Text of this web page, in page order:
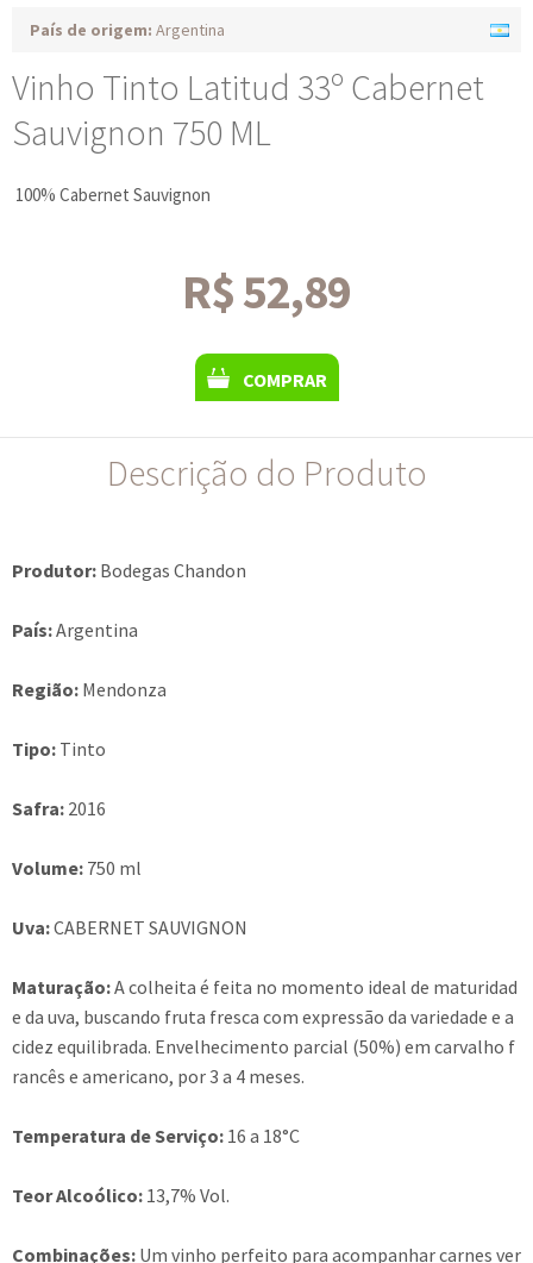
País de origem: Argentina
Vinho Tinto Latitud 33º Cabernet
Sauvignon 750 ML
100% Cabernet Sauvignon
R$ 52,89
COMPRAR
Descrição do Produto
Produtor: Bodegas Chandon
País:Argentina
Região: Mendonza
Tipo: Tinto
Safra: 2016
Volume: 750 ml
Uva:CABERNET SAUVIGNON
Maturação:A colheita é feita no momento ideal de maturidad
e da uva, buscando fruta fresca com expressão da variedade e a
cidez equilibrada. Envelhecimento parcial (50%) em carvalho f
rancês e americano, por 3 a 4 meses.
Temperatura de Serviço: 16 a 18°C
Teor Alcoólico: 13,7% Vol.
Combinações: Um vinho perfeito para acompanhar carnes ver